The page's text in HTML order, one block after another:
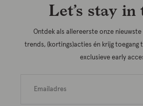
Let’s stay in
Ontdek als allereerste onze
trends, (kortings)acties én krijg toegang
exclusieve early